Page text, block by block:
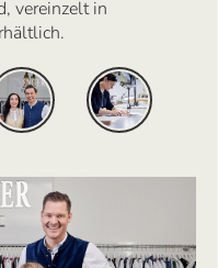
vereinzelt in